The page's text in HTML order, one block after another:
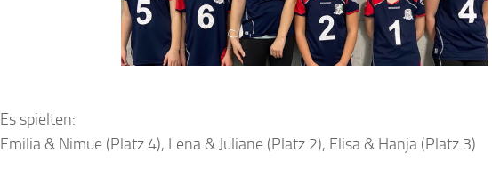
Es spielten:
Emilia & Nimue (Platz 4), Lena & Juliane (Platz 2), Elisa & Hanja (Platz 3)